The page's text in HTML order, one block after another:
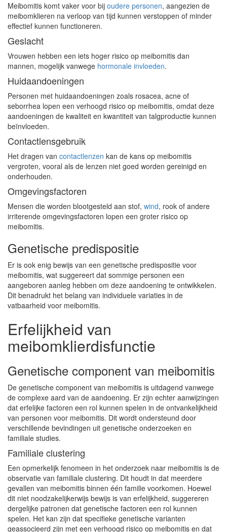
Meibomitis komt vaker voor bij oudere personen, aangezien de
meibomklieren na verloop van tijd kunnen verstoppen of minder
effectief kunnen functioneren.
Geslacht
Vrouwen hebben een iets hoger risico op meibomitis dan
mannen, mogelijk vanwege hormonale invloeden.
Huidaandoeningen
Personen met huidaandoeningen zoals rosacea, acne of
seborrhea lopen een verhoogd risico op meibomitis, omdat deze
aandoeningen de kwaliteit en kwantiteit van talgproductie kunnen
beïnvloeden.
Contactlensgebruik
Het dragen van contactlenzen kan de kans op meibomitis
vergroten, vooral als de lenzen niet goed worden gereinigd en
onderhouden.
Omgevingsfactoren
Mensen die worden blootgesteld aan stof, wind, rook of andere
irriterende omgevingsfactoren lopen een groter risico op
meibomitis.
Genetische predispositie
Er is ook enig bewijs van een genetische predispositie voor
meibomitis, wat suggereert dat sommige personen een
aangeboren aanleg hebben om deze aandoening te ontwikkelen.
Dit benadrukt het belang van individuele variaties in de
vatbaarheid voor meibomitis.
Erfelijkheid van
meibomklierdisfunctie
Genetische component van meibomitis
De genetische component van meibomitis is uitdagend vanwege
de complexe aard van de aandoening. Er zijn echter aanwijzingen
dat erfelijke factoren een rol kunnen spelen in de ontvankelijkheid
van personen voor meibomitis. Dit wordt ondersteund door
verschillende bevindingen uit genetische onderzoeken en
familiale studies.
Familiale clustering
Een opmerkelijk fenomeen in het onderzoek naar meibomitis is de
observatie van familiale clustering. Dit houdt in dat meerdere
gevallen van meibomitis binnen één familie voorkomen. Hoewel
dit niet noodzakelijkerwijs bewijs is van erfelijkheid, suggereren
dergelijke patronen dat genetische factoren een rol kunnen
spelen. Het kan zijn dat specifieke genetische varianten
geassocieerd zijn met een verhoogd risico op meibomitis en dat